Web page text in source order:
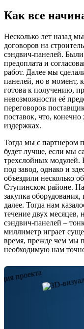
Как все
Несколько лет назад
договоров на
сэндвич-панелей.
предоплата и
работ. Далее мы
панелей, но в момент,
готова к получению,
невозможности её
переговоров
поставок, что,
издержках.
Тогда мы с партнером
будет лучше, если мы
трехслойных модулей.
под завод, однако и
объездили несколько
Ступинском районе.
закупка
далее. Тогда нам
течение двух месяцев,
сэндвич-панелей –
миллиметр играет
время, прежде чем мы
необходимую нам